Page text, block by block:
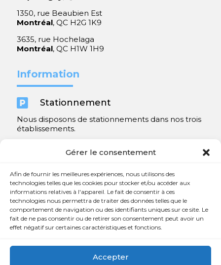
Gérer le consentement
Afin de fournir les meilleures expériences, nous utilisons des
technologies telles que les cookies pour stocker et/ou accéder aux
informations relatives à l'appareil. Le fait de consentir à ces
technologies nous permettra de traiter des données telles que le
comportement de navigation ou des identifiants uniques sur ce site. Le
fait de ne pas consentir ou de retirer son consentement peut avoir un
effet négatif sur certaines caractéristiques et fonctions.
Accepter
1350, rue Beaubien Est
Montréal, QC H2G 1K9
3635, rue Hochelaga
Montréal, QC H1W 1H9
Information
 Stationnement
Nous disposons de stationnements dans nos trois
établissements.
Contact
 450 654-3342
 info@charlesrajotte.com
765, rue Notre-Dame